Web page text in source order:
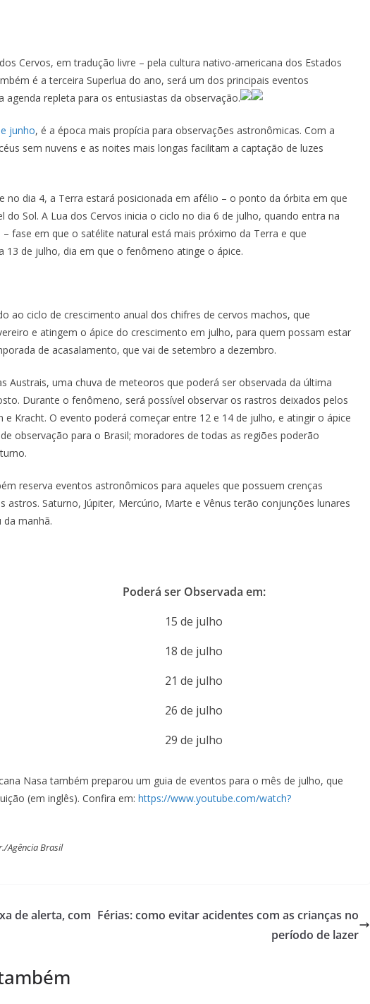
Cervos, em tradução livre – pela cultura nativo-americana dos Estados
é a terceira Superlua do ano, será um dos principais eventos
repleta para os entusiastas da observação.
junho, é a época mais propícia para observações astronômicas. Com a
sem nuvens e as noites mais longas facilitam a captação de luzes
no dia 4, a Terra estará posicionada em afélio – o ponto da órbita em que
do Sol. A Lua dos Cervos inicia o ciclo no dia 6 de julho, quando entra na
fase em que o satélite natural está mais próximo da Terra e que
13 de julho, dia em que o fenômeno atinge o ápice.
ao ciclo de crescimento anual dos chifres de cervos machos, que
e atingem o ápice do crescimento em julho, para quem possam estar
de acasalamento, que vai de setembro a dezembro.
Austrais, uma chuva de meteoros que poderá ser observada da última
Durante o fenômeno, será possível observar os rastros deixados pelos
Kracht. O evento poderá começar entre 12 e 14 de julho, e atingir o ápice
observação para o Brasil; moradores de todas as regiões poderão
reserva eventos astronômicos para aqueles que possuem crenças
astros. Saturno, Júpiter, Mercúrio, Marte e Vênus terão conjunções lunares
manhã.
Poderá ser Observada em:
15 de julho
18 de julho
21 de julho
26 de julho
29 de julho
Nasa também preparou um guia de eventos para o mês de julho, que
(em inglês). Confira em: https://www.youtube.com/watch?
Agência Brasil
de alerta, com Férias: como evitar acidentes com as crianças no
período de lazer